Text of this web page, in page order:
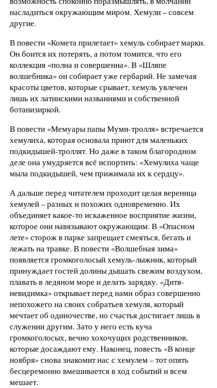
насладиться окружающим миром. Хемули – совсем
другие.
В повести «Комета прилетает» хемуль собирает марки.
Он боится их потерять, а потом томится, что его
коллекция «полна и совершенна». В «Шляпе
волшебника» он собирает уже гербарий. Не замечая
красоты цветов, которые срывает, хемуль увлечен
лишь их латинскими названиями и собственной
ботанизиркой.
В повести «Мемуары папы Муми-тролля» встречается
хемулиха, которая основала приют для маленьких
подкидышей-троллят. Но даже в таком благородном
деле она умудряется всё испортить: «Хемулиха чаще
мыла подкидышей, чем прижимала их к сердцу».
А дальше перед читателем проходит целая вереница
хемулей – разных и похожих одновременно. Их
объединяет какое-то искаженное восприятие жизни,
которое они навязывают окружающим. В «Опасном
лете» сторож в парке запрещает смеяться, бегать и
лежать на травке. В повести «Волшебная зима»
появляется громкоголосый хемуль-лыжник, который
принуждает гостей долины дышать свежим воздухом,
плавать в ледяном море и делать зарядку. «Дитя-
невидимка» открывает перед нами образ совершенно
непохожего на своих собратьев хемуля, который
мечтает об одиночестве, но счастья достигает лишь в
служении другим. Зато у него есть куча
громкоголосых, вечно хохочущих родственников,
которые досаждают ему. Наконец, повесть «В конце
ноября» снова знакомит нас с хемулем – тот опять
бесцеремонно вмешивается в ход событий и всем
мешает.